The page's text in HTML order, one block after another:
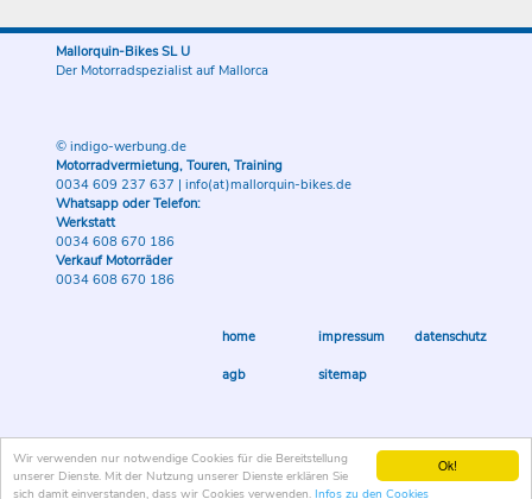
Ok!
Wir verwenden nur notwendige Cookies für die Bereitstellung
unserer Dienste. Mit der Nutzung unserer Dienste erklären Sie
sich damit einverstanden, dass wir Cookies verwenden. Infos zu den Cookies
Mallorquin-Bikes SL U
Der Motorradspezialist auf Mallorca
© indigo-werbung.de
Motorradvermietung, Touren, Training
0034 609 237 637 | info(at)mallorquin-bikes.de
Whatsapp oder Telefon:
Werkstatt
0034 608 670 186
Verkauf Motorräder
0034 608 670 186
home impressum datenschutz
agb sitemap